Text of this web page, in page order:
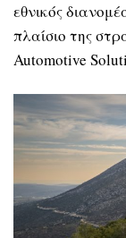
εθνικός
πλαίσιο της
Automotive